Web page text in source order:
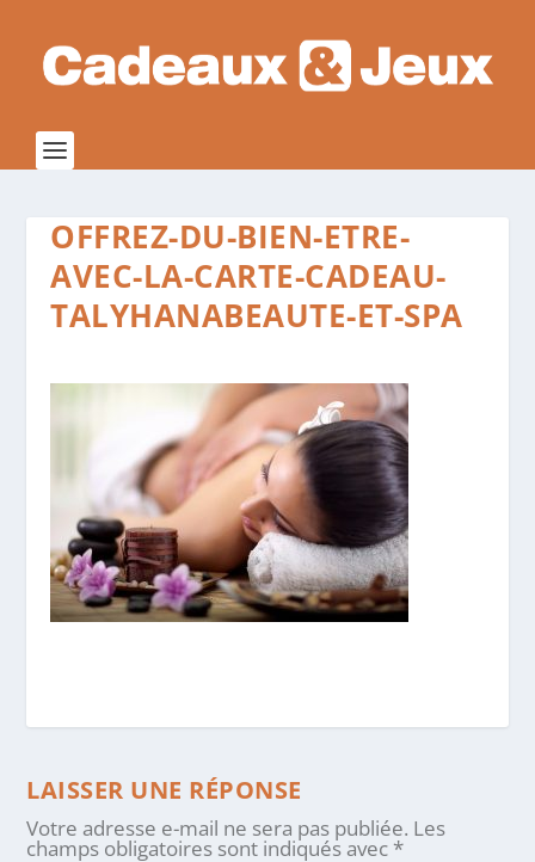
OFFREZ-DU-BIEN-ETRE-
AVEC-LA-CARTE-CADEAU-
TALYHANABEAUTE-ET-SPA
LAISSER UNE RÉPONSE
Votre adresse e-mail ne sera pas publiée. Les
champs obligatoires sont indiqués avec *